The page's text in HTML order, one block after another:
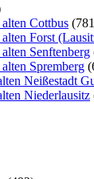
Cottbus
Forst
Senftenberg
Spremberg
Neißestadt
Niederlausitz